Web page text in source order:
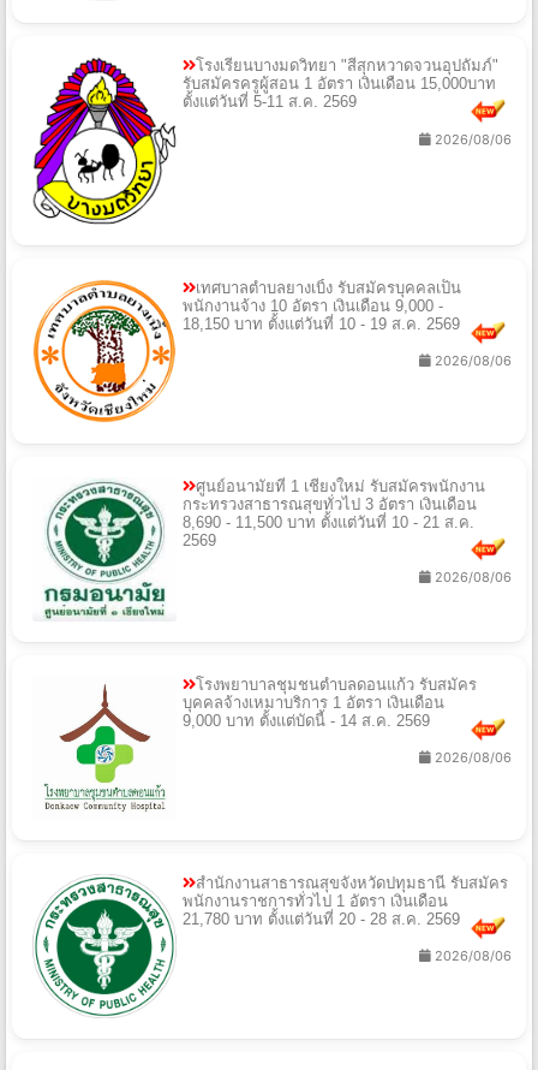
โรงเรียนบางมดวิทยา "สีสุกหวาดจวนอุปถัมภ์"
รับสมัครครูผู้สอน 1 อัตรา เงินเดือน 15,000บาท
ตั้งแต่วันที่ 5-11 ส.ค. 2569
2026/08/06
เทศบาลตำบลยางเบิ้ง รับสมัครบุคคลเป็น
พนักงานจ้าง 10 อัตรา เงินเดือน 9,000 -
18,150 บาท ตั้งแต่วันที่ 10 - 19 ส.ค. 2569
2026/08/06
ศูนย์อนามัยที่ 1 เชียงใหม่ รับสมัครพนักงาน
กระทรวงสาธารณสุขทั่วไป 3 อัตรา เงินเดือน
8,690 - 11,500 บาท ตั้งแต่วันที่ 10 - 21 ส.ค.
2569
2026/08/06
โรงพยาบาลชุมชนตำบลดอนแก้ว รับสมัคร
บุคคลจ้างเหมาบริการ 1 อัตรา เงินเดือน
9,000 บาท ตั้งแต่บัดนี้ - 14 ส.ค. 2569
2026/08/06
สํานักงานสาธารณสุขจังหวัดปทุมธานี รับสมัคร
พนักงานราชการทั่วไป 1 อัตรา เงินเดือน
21,780 บาท ตั้งแต่วันที่ 20 - 28 ส.ค. 2569
2026/08/06